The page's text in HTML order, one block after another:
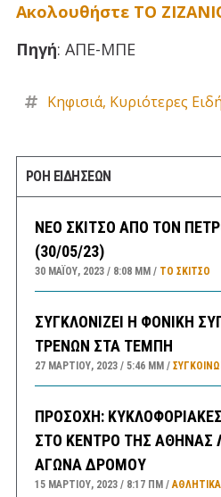
Ακολουθήστε ΤΟ
Πηγή: ΑΠΕ-ΜΠΕ
Κηφισιά, Κυριότερες
ΡΟΗ ΕΙΔΗΣΕΩΝ
ΝΕΟ ΣΚΙΤΣΟ ΑΠΟ ΤΟΝ
(30/05/23)
30 ΜΑΪ́ΟΥ, 2023 8:08 ΜΜ ΤΟ ΣΚΊΤΣΟ
ΣΥΓΚΛΟΝΙΖΕΙ Η ΦΟΝΙΚΗ
ΤΡΕΝΩΝ ΣΤΑ ΤΕΜΠΗ
27 ΜΑΡΤΊΟΥ, 2023 5:46 ΜΜ
ΠΡΟΣΟΧΗ:
ΣΤΟ ΚΕΝΤΡΟ ΤΗΣ ΑΘΗΝΑΣ
ΑΓΩΝΑ ΔΡΟΜΟΥ
15 ΜΑΡΤΊΟΥ, 2023 8:17 ΠΜ ΑΘΛΗΤΙΚΑ